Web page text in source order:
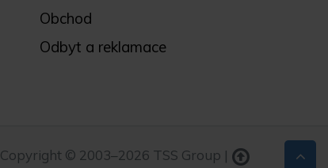
Obchod
Odbyt a reklamace
Copyright © 2003–2026 TSS Group |